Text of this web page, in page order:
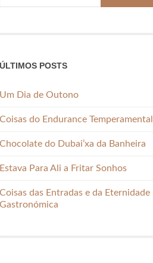
ÚLTIMOS POSTS
Um Dia de Outono
Coisas do Endurance Temperamental
Chocolate do Dubai’xa da Banheira
Estava Para Ali a Fritar Sonhos
Coisas das Entradas e da Eternidade
Gastronómica